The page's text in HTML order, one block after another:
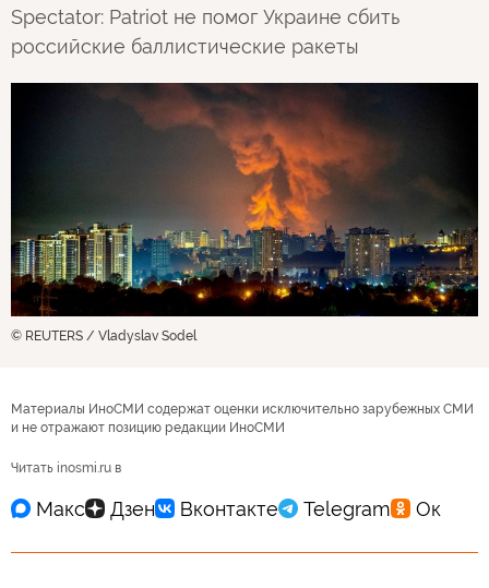
Spectator: Patriot не помог Украине сбить
российские баллистические ракеты
© REUTERS / Vladyslav Sodel
Материалы ИноСМИ содержат оценки исключительно зарубежных СМИ
и не отражают позицию редакции ИноСМИ
Читать inosmi.ru в